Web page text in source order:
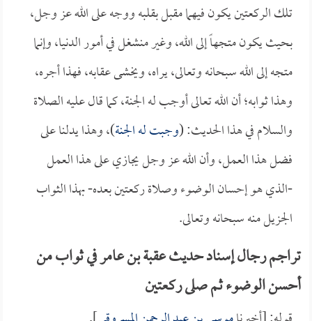
تلك الركعتين يكون فيهما مقبل بقلبه ووجه على الله عز وجل،
بحيث يكون متجهاً إلى الله، وغير منشغل في أمور الدنيا، وإنما
متجه إلى الله سبحانه وتعالى، يراه، ويخشى عقابه، فهذا أجره،
وهذا ثوابه؛ أن الله تعالى أوجب له الجنة، كما قال عليه الصلاة
والسلام في هذا الحديث: (وجبت له الجنة)، وهذا يدلنا على
فضل هذا العمل، وأن الله عز وجل يجازي على هذا العمل
-الذي هو إحسان الوضوء وصلاة ركعتين بعده- بهذا الثواب
الجزيل منه سبحانه وتعالى.
تراجم رجال إسناد حديث عقبة بن عامر في ثواب من
أحسن الوضوء ثم صلى ركعتين